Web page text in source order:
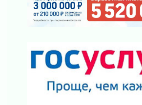
Безмолвный крик о помощи
01 августа 2026
Без заявлений и очередей
01 августа 2026
Не женское это дело...уверены?
01 августа 2026